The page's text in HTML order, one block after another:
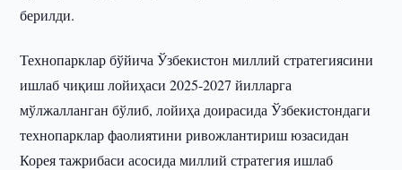
берилди.
Технопарклар бўйича Ўзбекистон миллий стратегиясини
ишлаб чиқиш лойиҳаси 2025-2027 йилларга
мўлжалланган бўлиб, лойиҳа доирасида Ўзбекистондаги
технопарклар фаолиятини ривожлантириш юзасидан
Корея тажрибаси асосида миллий стратегия ишлаб